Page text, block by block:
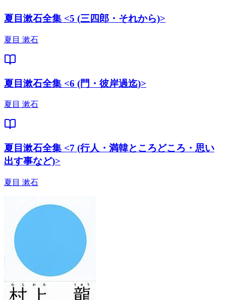
夏目漱石全集 <5 (三四郎・それから)>
夏目 漱石
夏目漱石全集 <6 (門・彼岸過迄)>
夏目 漱石
夏目漱石全集 <7 (行人・満韓ところどころ・思い
出す事など)>
夏目 漱石